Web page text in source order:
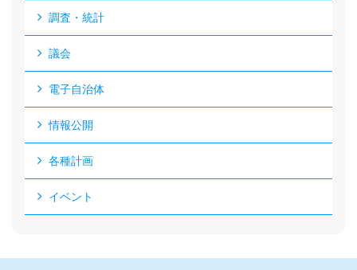
調査・統計
議会
電子自治体
情報公開
各種計画
イベント